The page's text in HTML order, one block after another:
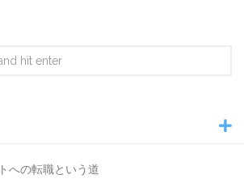
への転職という道